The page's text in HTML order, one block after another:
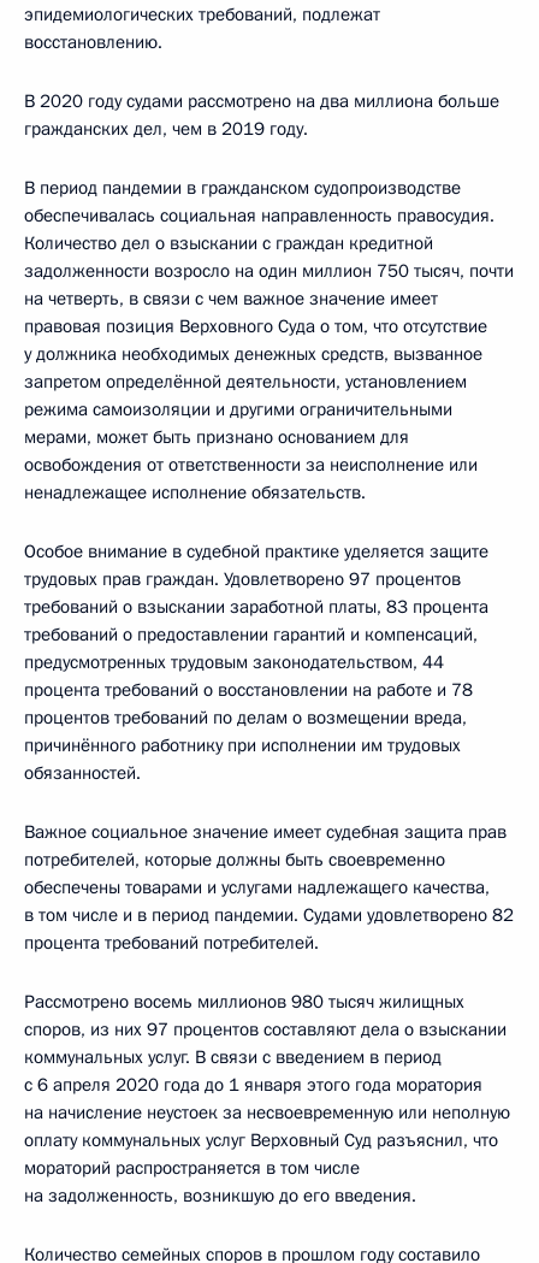
эпидемиологических требований, подлежат
восстановлению.
В 2020 году судами рассмотрено на два миллиона больше
гражданских дел, чем в 2019 году.
В период пандемии в гражданском судопроизводстве
обеспечивалась социальная направленность правосудия.
Количество дел о взыскании с граждан кредитной
задолженности возросло на один миллион 750 тысяч, почти
на четверть, в связи с чем важное значение имеет
правовая позиция Верховного Суда о том, что отсутствие
у должника необходимых денежных средств, вызванное
запретом определённой деятельности, установлением
режима самоизоляции и другими ограничительными
мерами, может быть признано основанием для
освобождения от ответственности за неисполнение или
ненадлежащее исполнение обязательств.
Особое внимание в судебной практике уделяется защите
трудовых прав граждан. Удовлетворено 97 процентов
требований о взыскании заработной платы, 83 процента
требований о предоставлении гарантий и компенсаций,
предусмотренных трудовым законодательством, 44
процента требований о восстановлении на работе и 78
процентов требований по делам о возмещении вреда,
причинённого работнику при исполнении им трудовых
обязанностей.
Важное социальное значение имеет судебная защита прав
потребителей, которые должны быть своевременно
обеспечены товарами и услугами надлежащего качества,
в том числе и в период пандемии. Судами удовлетворено 82
процента требований потребителей.
Рассмотрено восемь миллионов 980 тысяч жилищных
споров, из них 97 процентов составляют дела о взыскании
коммунальных услуг. В связи с введением в период
с 6 апреля 2020 года до 1 января этого года моратория
на начисление неустоек за несвоевременную или неполную
оплату коммунальных услуг Верховный Суд разъяснил, что
мораторий распространяется в том числе
на задолженность, возникшую до его введения.
Количество семейных споров в прошлом году составило